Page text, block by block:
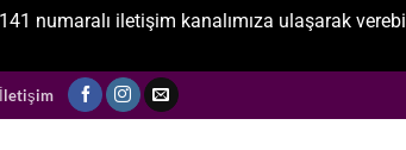
numaralı iletişim kanalımıza ulaşarak
İletişim